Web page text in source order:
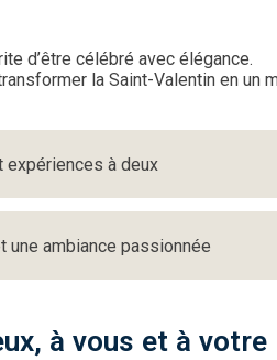
d’être célébré avec élégance.
la Saint-Valentin en un
expériences à deux
une ambiance passionnée
à vous et à